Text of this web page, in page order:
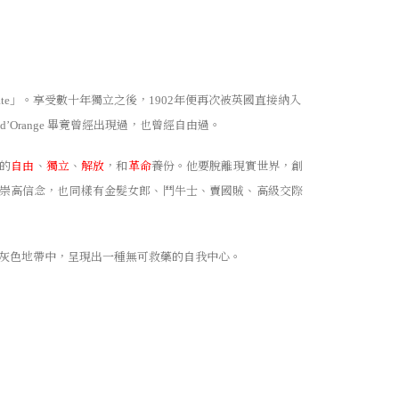
」。享受數十年獨立之後， 1902年便再次被英國直接納入
畢竟曾經出現過，也曾經自由過。
自由 、 獨立 、解放 ，和革命養份。他要脫離現實世界，創
高信念，也同樣有金髮女郎、鬥牛士、賣國賊、高級交際
地帶中，呈現出一種無可救藥的自我中心。